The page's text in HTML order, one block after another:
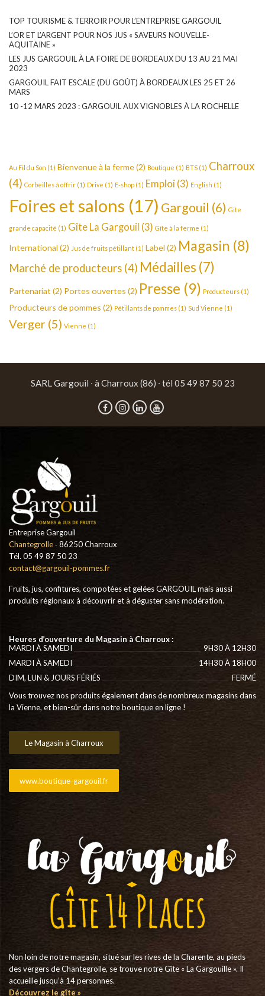
TOP TOURISME & TERROIR POUR L’ENTREPRISE GARGOUIL
L’OR ET L’ARGENT POUR NOS JUS « SAVEURS NOUVELLE-
AQUITAINE »
LES JUS GARGOUIL À LA FOIRE DE BORDEAUX DU 13 AU 21 MAI
2023
GARGOUIL FAIT ESCALE (DU GOÛT) À BORDEAUX LES 25 ET 26
MARS
10 -12 MARS 2023 : GARGOUIL AUX VIGNOBLES À LA ROCHELLE
Au Fil du Son (1) Bienvenue à la ferme(2) Boutique (1) BTS (1) Charroux
(4) Corbeilles à offrir (1) Drive (1) E-shop (1) Emploi (3) English (1)
Foires et salons (17) Gargouil (6) Gite
grande capacité (1) Gîte La Gargouil (3) Gîte à la ferme (1)
International (2) Jus de fruits pétillant (1) Label (2) Magasin (8)
Marché de producteurs (4) Médailles (7)
Partenariat(2) Portes ouvertes (2) Presse (9) Producteurs (1)
Producteurs de pommes (2) Pétillants de pommes (1) Sud Vienne (1)
Verger (5) Vienne (1)
SARL Gargouil ∙ à Charroux (86) ∙ tél 05 49 87 50 23
Entreprise Gargouil
Chantegrolle ∙ 86250 Charroux
Tél. 05 49 87 50 23
contact@gargouil-pommes.fr
Fruits, jus, confitures, compotées et gelées GARGOUIL mais aussi
produits régionaux à découvrir et à déguster sans modération.
Heures d’ouverture du Magasin à Charroux :
MARDI À SAMEDI
9H30 À 12H30
MARDI À SAMEDI
14H30 À 18H00
DIM, LUN & JOURS FÉRIÉS
FERMÉ
Vous trouvez nos produits également dans de nombreux magasins dans
la Vienne, et bien-sûr dans notre boutique en ligne !
Le Magasin à Charroux
www.boutique-gargouil.fr
Non loin de notre magasin, situé sur les rives de la Charente, au pieds
des vergers de Chantegrolle, se trouve notre Gîte « La Gargouille ». Il
accueille jusqu’à 14 personnes.
Découvrez le gîte »